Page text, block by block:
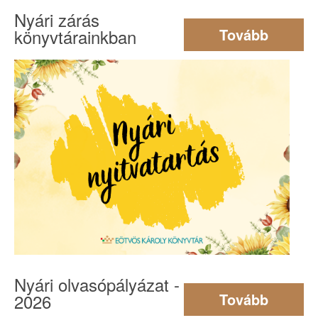
Tovább
Nyári zárás
könyvtárainkban
Tovább
Nyári olvasópályázat -
2026